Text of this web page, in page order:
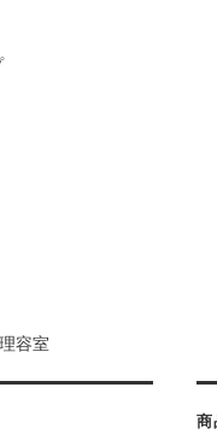
容室
商